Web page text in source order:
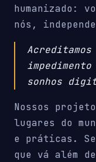
humanizado:
nós,
sonhos
Nossos
lugares do
e práticas. Se
que vá além